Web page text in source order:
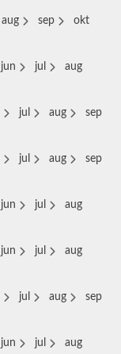
aug sep
okt
jun jul
aug
jul aug
sep
jul aug
sep
jun jul
aug
jun jul
aug
jul aug
sep
jun jul
aug